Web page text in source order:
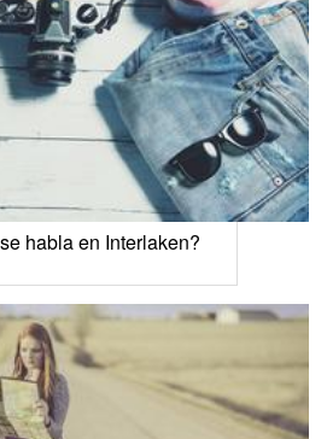
habla en Interlaken?